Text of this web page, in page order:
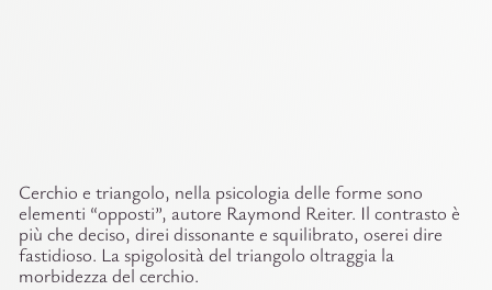
Cerchio e triangolo, nella psicologia delle forme sono
elementi “opposti”, autore Raymond Reiter. Il contrasto è
più che deciso, direi dissonante e squilibrato, oserei dire
fastidioso. La spigolosità del triangolo oltraggia la
morbidezza del cerchio.